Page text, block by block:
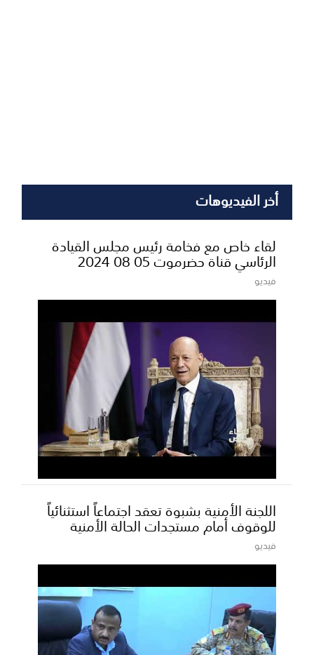
أخر الفيديوهات
لقاء خاص مع فخامة رئيس مجلس القيادة
الرئاسي قناة حضرموت 05 08 2024
فيديو
اللجنة الأمنية بشبوة تعقد اجتماعاً استثنائياً
للوقوف أمام مستجدات الحالة الأمنية
فيديو